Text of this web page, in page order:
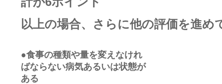
以上の場合、さらに他の評価を進め
●食事の種類や量を変えなけれ
ばならない病気あるいは状態が
ある